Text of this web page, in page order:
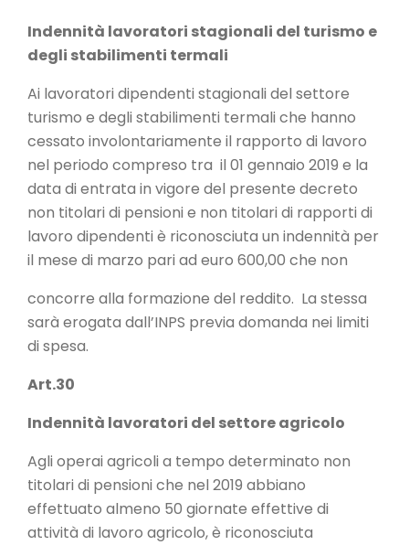
Indennità lavoratori stagionali del turismo e
degli stabilimenti termali
Ai lavoratori dipendenti stagionali del settore
turismo e degli stabilimenti termali che hanno
cessato involontariamente il rapporto di lavoro
nel periodo compreso tra il 01 gennaio 2019 e la
data di entrata in vigore del presente decreto
non titolari di pensioni e non titolari di rapporti di
lavoro dipendenti è riconosciuta un indennità per
il mese di marzo pari ad euro 600,00 che non
concorre alla formazione del reddito. La stessa
sarà erogata dall’INPS previa domanda nei limiti
di spesa.
Art.30
Indennità lavoratori del settore agricolo
Agli operai agricoli a tempo determinato non
titolari di pensioni che nel 2019 abbiano
effettuato almeno 50 giornate effettive di
attività di lavoro agricolo, è riconosciuta